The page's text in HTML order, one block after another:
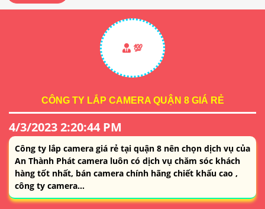
💯
CÔNG TY LẮP CAMERA QUẬN 8 GIÁ RẺ
4/3/2023 2:20:44 PM
Công ty lắp camera giá rẻ tại quận 8 nên chọn dịch vụ của
An Thành Phát camera luôn có dịch vụ chăm sóc khách
hàng tốt nhất, bán camera chính hãng chiết khấu cao ,
công ty camera...